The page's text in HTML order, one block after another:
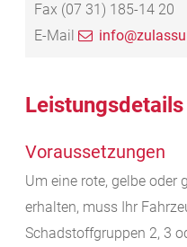
Fax (07 31) 185-14 20
E-Mail
Leistungsdetails
Voraussetzungen
Um eine rote, gelbe oder
erhalten, muss Ihr
Schadstoffgruppen 2, 3